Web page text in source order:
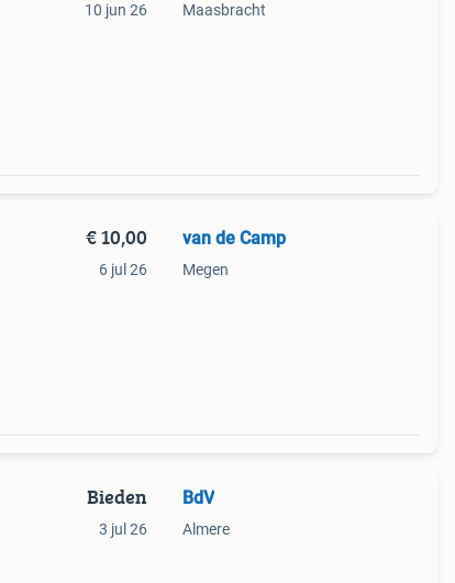
10 jun 26 Maasbracht
€ 10,00
6 jul 26
van de Camp
Megen
Bieden
3 jul 26
BdV
Almere